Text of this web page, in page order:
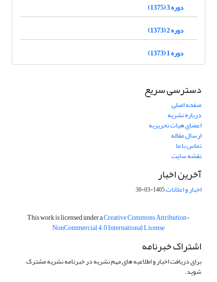
دوره 3 (1375)
دوره 2 (1373)
دوره 1 (1373)
دسترسی سریع
صفحه اصلی
درباره نشریه
اعضای هیات تحریریه
ارسال مقاله
تماس با ما
نقشه سایت
آخرین اخبار
اخبار و اعلانات1405-03-30
This work is licensed under aCreative Commons Attribution-
NonCommercial 4.0 International License
اشتراک خبرنامه
برای دریافت اخبار و اطلاعیه های مهم نشریه در خبرنامه نشریه مشترک
شوید.